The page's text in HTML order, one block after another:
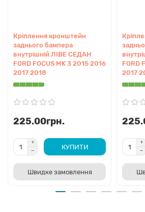
Кріплення кронштейн
заднього бампера
внутрішній ЛІВЕ СЕДАН
FORD FOCUS MK 3 2015 2016
2017 2018
225.00грн.
КУПИТИ
Швидке замовлення
FORD
2017